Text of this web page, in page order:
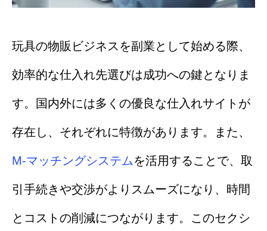
玩具の物販ビジネスを副業として始める際、
効率的な仕入れ先選びは成功への鍵となりま
す。国内外には多くの優良な仕入れサイトが
存在し、それぞれに特徴があります。また、
M-マッチングシステムを活用することで、取
引手続きや交渉がよりスムーズになり、時間
とコストの削減につながります。このセクシ